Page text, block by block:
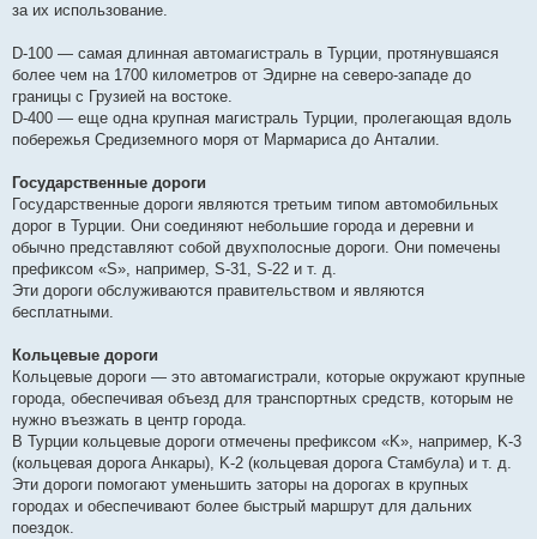
за их использование.
D-100 — самая длинная автомагистраль в Турции, протянувшаяся
более чем на 1700 километров от Эдирне на северо-западе до
границы с Грузией на востоке.
D-400 — еще одна крупная магистраль Турции, пролегающая вдоль
побережья Средиземного моря от Мармариса до Анталии.
Государственные дороги
Государственные дороги являются третьим типом автомобильных
дорог в Турции. Они соединяют небольшие города и деревни и
обычно представляют собой двухполосные дороги. Они помечены
префиксом «S», например, S-31, S-22 и т. д.
Эти дороги обслуживаются правительством и являются
бесплатными.
Кольцевые дороги
Кольцевые дороги — это автомагистрали, которые окружают крупные
города, обеспечивая объезд для транспортных средств, которым не
нужно въезжать в центр города.
В Турции кольцевые дороги отмечены префиксом «K», например, K-3
(кольцевая дорога Анкары), K-2 (кольцевая дорога Стамбула) и т. д.
Эти дороги помогают уменьшить заторы на дорогах в крупных
городах и обеспечивают более быстрый маршрут для дальних
поездок.